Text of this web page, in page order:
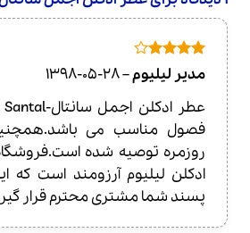
امتیاز
از 5
مدیر لیلیوم–
1398-05-28
فصول مناسب می
روزمره توصیه شده
ادکلن لیلیوم آرزومند است
پسند شما مشتری محترم قرار